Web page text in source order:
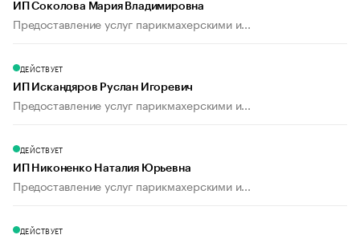
ИП Соколова Мария Владимировна
Предоставление услуг парикмахерскими и...
ДЕЙСТВУЕТ
ИП Искандяров Руслан Игоревич
Предоставление услуг парикмахерскими и...
ДЕЙСТВУЕТ
ИП Никоненко Наталия Юрьевна
Предоставление услуг парикмахерскими и...
ДЕЙСТВУЕТ